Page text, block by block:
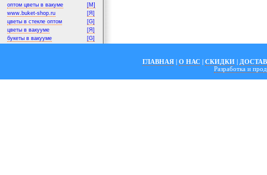
оптом цветы в вакуме
[M]
www.buket-shop.ru
[Я]
цветы в стекле оптом
[G]
цветы в вакууме
[Я]
букеты в вакууме
[G]
ГЛАВНАЯ | О НАС | СКИДКИ |
Разработка и